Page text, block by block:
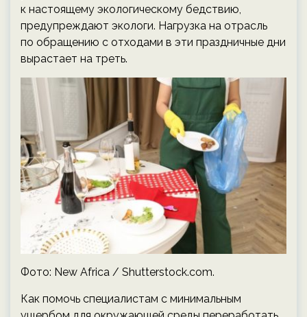
к настоящему экологическому бедствию,
предупреждают экологи. Нагрузка на отрасль
по обращению с отходами в эти праздничные дни
вырастает на треть.
Фото: New Africa / Shutterstock.com.
Как помочь специалистам с минимальным